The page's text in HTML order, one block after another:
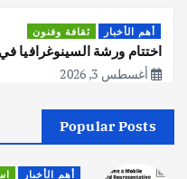
أهم الأخبار ثقافة وفنون
اختتام ورشة السينوغرافيا في
أغسطس 3, 2026
اصبح
Popular Posts
أهم الأخبار